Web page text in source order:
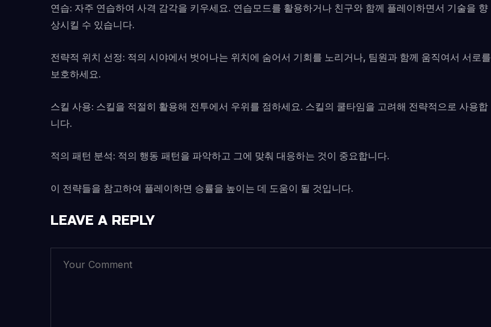
연습: 자주 연습하여 사격 감각을 키우세요. 연습모드를 활용하거나 친구와 함께 플레이하면서 기술을 향
상시킬 수 있습니다.
전략적 위치 선정: 적의 시야에서 벗어나는 위치에 숨어서 기회를 노리거나, 팀원과 함께 움직여서 서로를
보호하세요.
스킬 사용: 스킬을 적절히 활용해 전투에서 우위를 점하세요. 스킬의 쿨타임을 고려해 전략적으로 사용합
니다.
적의 패턴 분석: 적의 행동 패턴을 파악하고 그에 맞춰 대응하는 것이 중요합니다.
이 전략들을 참고하여 플레이하면 승률을 높이는 데 도움이 될 것입니다.
LEAVE A REPLY